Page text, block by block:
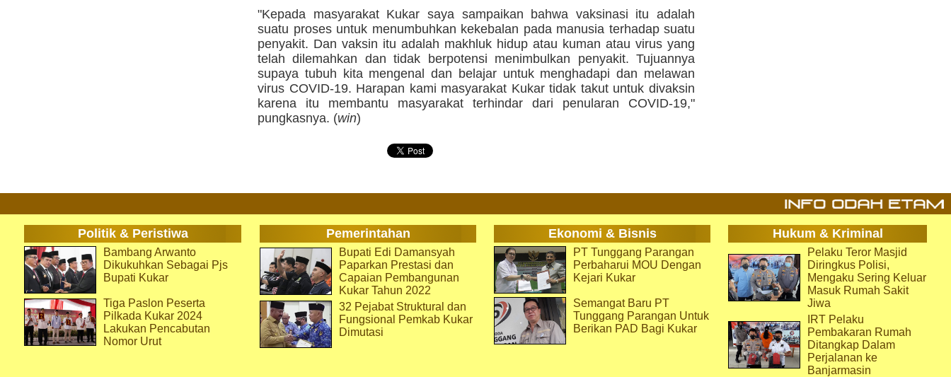
"Kepada masyarakat Kukar saya sampaikan bahwa vaksinasi itu adalah
suatu proses untuk menumbuhkan kekebalan pada manusia terhadap suatu
penyakit. Dan vaksin itu adalah makhluk hidup atau kuman atau virus yang
telah dilemahkan dan tidak berpotensi menimbulkan penyakit. Tujuannya
supaya tubuh kita mengenal dan belajar untuk menghadapi dan melawan
virus COVID-19. Harapan kami masyarakat Kukar tidak takut untuk divaksin
karena itu membantu masyarakat terhindar dari penularan COVID-19,"
pungkasnya. (win)
Politik & Peristiwa Pemerintahan Ekonomi & Bisnis Hukum & Kriminal
Bambang Arwanto
Dikukuhkan Sebagai Pjs
Bupati Kukar
Tiga Paslon Peserta
Pilkada Kukar 2024
Lakukan Pencabutan
Nomor Urut
Bupati Edi Damansyah
Paparkan Prestasi dan
Capaian Pembangunan
Kukar Tahun 2022
32 Pejabat Struktural dan
Fungsional Pemkab Kukar
Dimutasi
PT Tunggang Parangan
Perbaharui MOU Dengan
Kejari Kukar
Semangat Baru PT
Tunggang Parangan Untuk
Berikan PAD Bagi Kukar
Pelaku Teror Masjid
Diringkus Polisi,
Mengaku Sering Keluar
Masuk Rumah Sakit
Jiwa
IRT Pelaku
Pembakaran Rumah
Ditangkap Dalam
Perjalanan ke
Banjarmasin